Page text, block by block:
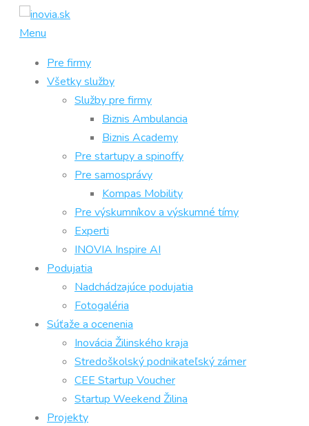
Prejsť
Menu
Pre firmy
Všetky služby
Služby pre firmy
Biznis Ambulancia
Biznis Academy
Pre startupy a spinoffy
Pre samosprávy
Kompas Mobility
Pre výskumníkov a výskumné tímy
Experti
INOVIA Inspire AI
Podujatia
Nadchádzajúce podujatia
Fotogaléria
Súťaže a ocenenia
Inovácia Žilinského kraja
Stredoškolský podnikateľský zámer
CEE Startup Voucher
Startup Weekend Žilina
Projekty